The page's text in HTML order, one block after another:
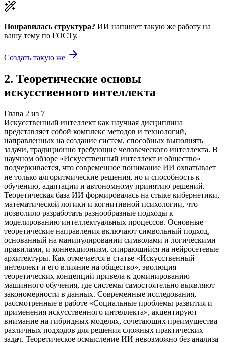
Понравилась структура? ИИ напишет такую же работу на
вашу тему по ГОСТу.
Создать такую же
2. Теоретические основы
искусственного интеллекта
Глава 2 из 7
Искусственный интеллект как научная дисциплина
представляет собой комплекс методов и технологий,
направленных на создание систем, способных выполнять
задачи, традиционно требующие человеческого интеллекта. В
научном обзоре «Искусственный интеллект и общество»
подчеркивается, что современное понимание ИИ охватывает
не только алгоритмические решения, но и способность к
обучению, адаптации и автономному принятию решений.
Теоретическая база ИИ формировалась на стыке кибернетики,
математической логики и когнитивной психологии, что
позволило разработать разнообразные подходы к
моделированию интеллектуальных процессов. Основные
теоретические направления включают символьный подход,
основанный на манипулировании символами и логическими
правилами, и коннекционизм, опирающийся на нейросетевые
архитектуры. Как отмечается в статье «Искусственный
интеллект и его влияние на общество», эволюция
теоретических концепций привела к доминированию
машинного обучения, где системы самостоятельно выявляют
закономерности в данных. Современные исследования,
рассмотренные в работе «Социальные проблемы развития и
применения искусственного интеллекта», акцентируют
внимание на гибридных моделях, сочетающих преимущества
различных подходов для решения сложных практических
задач. Теоретическое осмысление ИИ невозможно без анализа